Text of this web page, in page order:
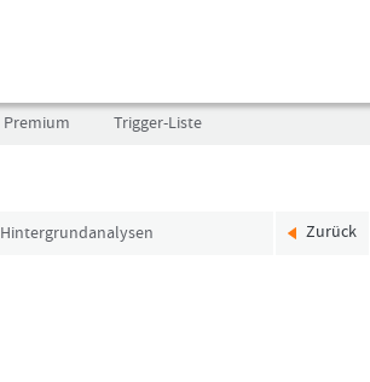
Premium Trigger-Liste
Hintergrundanalysen Zurück